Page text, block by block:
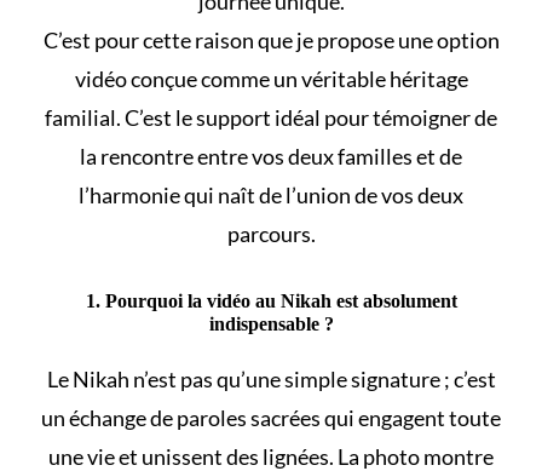
C’est pour cette raison que je propose une option
vidéo conçue comme un véritable héritage
familial. C’est le support idéal pour témoigner de
la rencontre entre vos deux familles et de
l’harmonie qui naît de l’union de vos deux
parcours.
1. Pourquoi la vidéo au Nikah est absolument
indispensable ?
LeNikah n’est pas qu’une simple signature ; c’est
un échange de paroles sacrées qui engagent toute
une vie et unissent des lignées. La photo montre